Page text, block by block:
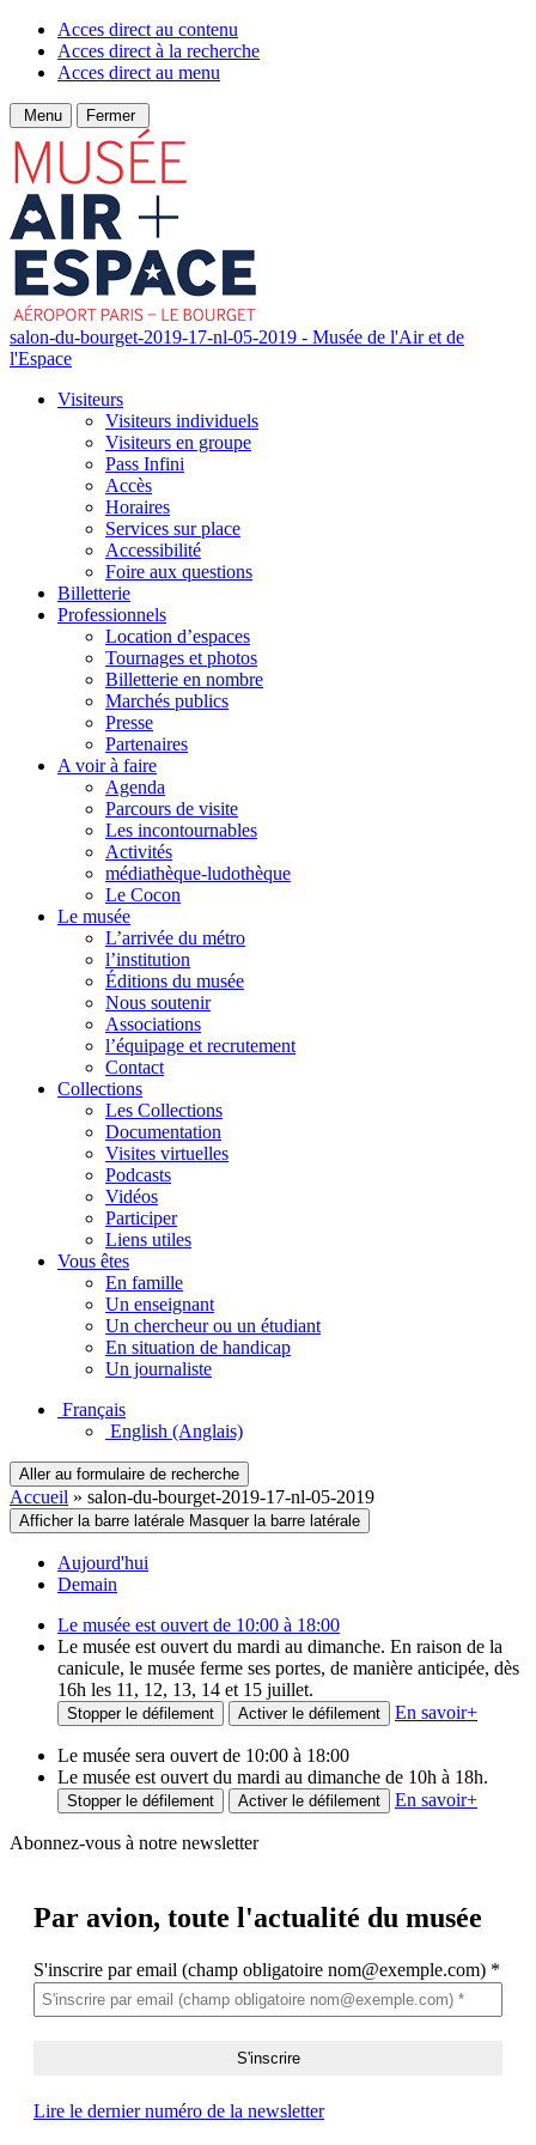
Acces direct au contenu
Acces direct à la recherche
Acces direct au menu
Menu Fermer
salon-du-bourget-2019-17-nl-05-2019 - Musée de l'Air et de
l'Espace
Visiteurs
Visiteurs individuels
Visiteurs en groupe
Pass Infini
Accès
Horaires
Services sur place
Accessibilité
Foire aux questions
Billetterie
Professionnels
Location d’espaces
Tournages et photos
Billetterie en nombre
Marchés publics
Presse
Partenaires
A voir à faire
Agenda
Parcours de visite
Les incontournables
Activités
médiathèque-ludothèque
Le Cocon
Le musée
L’arrivée du métro
l’institution
Éditions du musée
Nous soutenir
Associations
l’équipage et recrutement
Contact
Collections
Les Collections
Documentation
Visites virtuelles
Podcasts
Vidéos
Participer
Liens utiles
Vous êtes
En famille
Un enseignant
Un chercheur ou un étudiant
En situation de handicap
Un journaliste
Français
English (Anglais)
Aller au formulaire de recherche
Accueil » salon-du-bourget-2019-17-nl-05-2019
Afficher la barre latérale Masquer la barre latérale
Aujourd'hui
Demain
Le musée est ouvert de 10:00 à 18:00
Le musée est ouvert du mardi au dimanche. En raison de la
canicule, le musée ferme ses portes, de manière anticipée, dès
16h les 11, 12, 13, 14 et 15 juillet.
Stopper le défilement Activer le défilement En savoir+
Le musée sera ouvert de 10:00 à 18:00
Le musée est ouvert du mardi au dimanche de 10h à 18h.
Stopper le défilement Activer le défilement En savoir+
Abonnez-vous à notre newsletter
Par avion, toute l'actualité du musée
S'inscrire par email (champ obligatoire nom@exemple.com) *
Lire le dernier numéro de la newsletter